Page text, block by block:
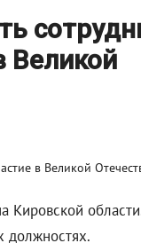
Великой
должностях.